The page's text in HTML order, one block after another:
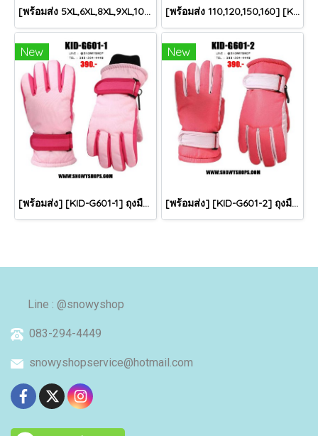
[พร้อมส่ง 5XL,6XL,8XL,9XL,10XL] [Man-B004-1] Down Jackets BigSize เสื้อโค้ทขนเป็ดกันหนาวสีดำชายไซด์ใหญ่ มีหมวกฮู้ด ซิปด้านหน้า กันน้ำ ใส่กันหนาวติดลบได้อย่างดี [พร้อมส่ง 110,120,150,160] [KID-C5040-2] เสื้อโค้ทกันหนาวเด็กขนเป็ดสีขาว แขนยาว มีกระเป๋าสองข้าง แบบซิปด้านหน้า หมวกฮู้ดติดเฟอร์ฟรุ้งฟริ้งใส่ติดลบกันหนาว เล่นหิมะได้ค่ะ
New
[พร้อมส่ง] [KID-G601-1] ถุงมือกันหนาวเด็กสีชมพูอ่อน ซับขนด้านใน ใส่กันหนาวเล่นหิมะได้ (เหมาะสำหรับเด็ก 3-5ขวบ)
New
[พร้อมส่ง] [KID-G601-2] ถุงมือกันหนาวเด็กสีชมพูเข้ม ซับขนด้านใน ใส่กันหนาวเล่นหิมะได้ (เหมาะสำหรับเด็ก 3-5ขวบ)
Line : @snowyshop
083-294-4449
snowyshopservice@hotmail.com